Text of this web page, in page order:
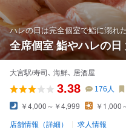
ハレの日は完全個室で鮨に溺れ
全席個室 鮨やハレの日
大宮駅/寿司､ 海鮮､ 居酒屋
3.38 176 人
￥4,000～￥4,999 ￥1,000
店舗情報（詳細） 求人情報